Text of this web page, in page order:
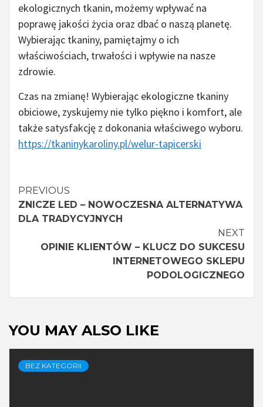
ekologicznych tkanin, możemy wpływać na
poprawę jakości życia oraz dbać o naszą planetę.
Wybierając tkaniny, pamiętajmy o ich
właściwościach, trwałości i wpływie na nasze
zdrowie.
Czas na zmianę! Wybierając ekologiczne tkaniny
obiciowe, zyskujemy nie tylko piękno i komfort, ale
także satysfakcję z dokonania właściwego wyboru.
https://tkaninykaroliny.pl/welur-tapicerski
Continue
Reading
PREVIOUS
ZNICZE LED – NOWOCZESNA ALTERNATYWA
DLA TRADYCYJNYCH
NEXT
OPINIE KLIENTÓW – KLUCZ DO SUKCESU
INTERNETOWEGO SKLEPU
PODOLOGICZNEGO
YOU MAY ALSO LIKE
BEZ KATEGORII